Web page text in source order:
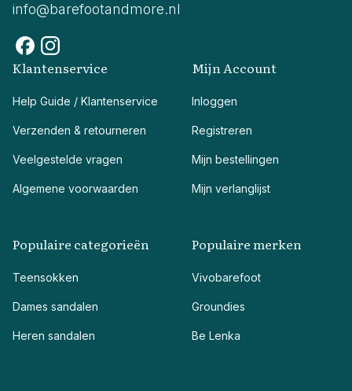
info@barefootandmore.nl
Klantenservice
Help Guide / Klantenservice
Verzenden & retourneren
Veelgestelde vragen
Algemene voorwaarden
Mijn Account
Inloggen
Registreren
Mijn bestellingen
Mijn verlanglijst
Populaire categorieën
Teensokken
Dames sandalen
Heren sandalen
Populaire merken
Vivobarefoot
Groundies
Be Lenka